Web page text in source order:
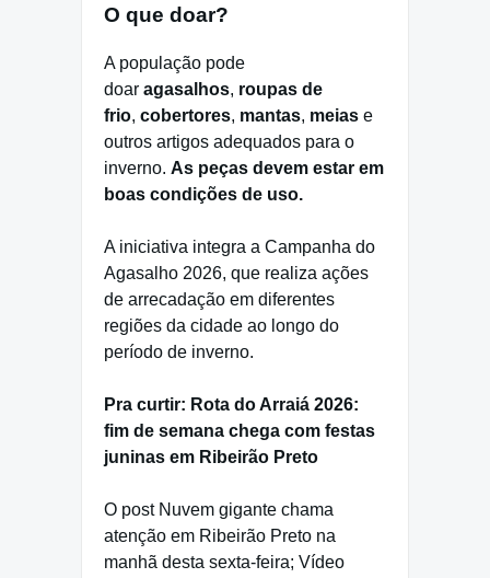
O que doar?
A população pode
doar agasalhos, roupas de
frio, cobertores, mantas, meias e
outros artigos adequados para o
inverno. As peças devem estar em
boas condições de uso.
A iniciativa integra a Campanha do
Agasalho 2026, que realiza ações
de arrecadação em diferentes
regiões da cidade ao longo do
período de inverno.
Pra curtir: Rota do Arraiá 2026:
fim de semana chega com festas
juninas em Ribeirão Preto
O post Nuvem gigante chama
atenção em Ribeirão Preto na
manhã desta sexta-feira; Vídeo